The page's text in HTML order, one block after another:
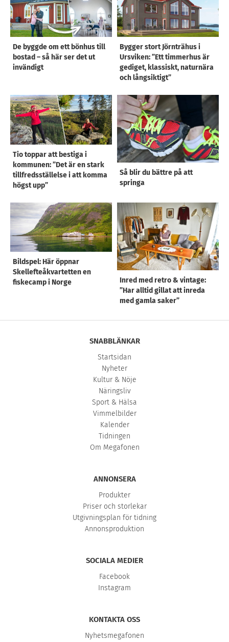
De byggde om ett bönhus till
bostad – så här ser det ut
invändigt
Bygger stort Jörnträhus i
Ursviken: ”Ett timmerhus är
gediget, klassiskt, naturnära
och långsiktigt”
Tio toppar att bestiga i
kommunen: ”Det är en stark
tillfredsställelse i att komma
högst upp”
Så blir du bättre på att
springa
Bildspel: Här öppnar
Skellefteåkvartetten en
fiskecamp i Norge
Inred med retro & vintage:
”Har alltid gillat att inreda
med gamla saker”
SNABBLÄNKAR
Startsidan
Nyheter
Kultur & Nöje
Näringsliv
Sport & Hälsa
Vimmelbilder
Kalender
Tidningen
Om Megafonen
ANNONSERA
Produkter
Priser och storlekar
Utgivningsplan för tidning
Annonsproduktion
SOCIALA MEDIER
Facebook
Instagram
KONTAKTA OSS
Nyhetsmegafonen